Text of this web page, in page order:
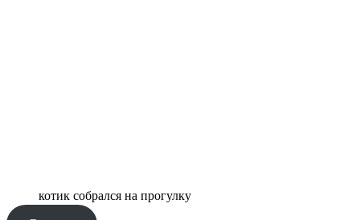
котик собрался на прогулку